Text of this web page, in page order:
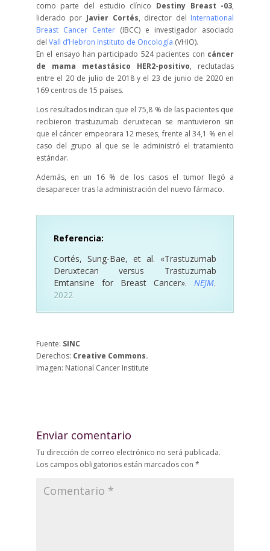
como parte del estudio clínico Destiny Breast -03,
liderado por Javier Cortés, director del International
Breast Cancer Center(IBCC) e investigador asociado
del Vall d’Hebron Instituto de Oncología (VHIO).
En el ensayo han participado 524 pacientes con cáncer
de mama metastásico HER2-positivo, reclutadas
entre el 20 de julio de 2018 y el 23 de junio de 2020 en
169 centros de 15 países.
Los resultados indican que el 75,8 % de las pacientes que
recibieron trastuzumab deruxtecan se mantuvieron sin
que el cáncer empeorara 12 meses, frente al 34,1 % en el
caso del grupo al que se le administró el tratamiento
estándar.
Además, en un 16 % de los casos el tumor llegó a
desaparecer tras la administración del nuevo fármaco.
Referencia:
Cortés, Sung-Bae, et al. «Trastuzumab
Deruxtecan versus Trastuzumab
Emtansine for Breast Cancer».
NEJM,
2022
Fuente: SINC
Derechos: Creative Commons.
Imagen: National Cancer Institute
Enviar comentario
Tu dirección de correo electrónico no será publicada.
Los campos obligatorios están marcados con *